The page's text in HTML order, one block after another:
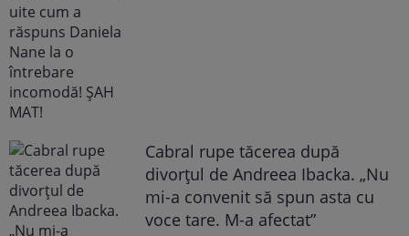
Cabral rupe tăcerea după
divorțul de Andreea Ibacka. „Nu
mi-a convenit să spun asta cu
voce tare. M-a afectat”